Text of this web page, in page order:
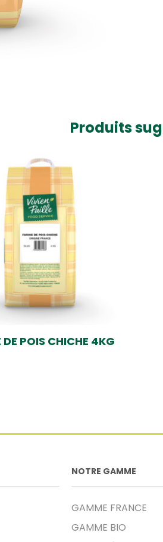
Produits
DE POIS CHICHE 4KG
NOTRE GAMME
GAMME FRANCE
GAMME BIO